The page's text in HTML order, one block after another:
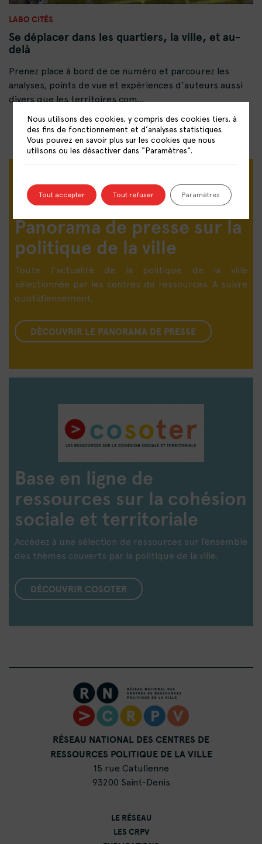
LABO CITÉS
Se déplacer dans les quartiers, la ville, et au-
delà
Prenez place à bord de ce numéro et parcourez les
analyses, points de vue et expériences d’auteurs aussi
divers que les territoires com...
Panorama de presse sur la
politique de la ville
Toute l'actualité de la politique de la ville
sélectionnée par les centres de ressources. A suivre
quotidiennement.
DÉCOUVRIR LE PANORAMA DE PRESSE
Base en ligne de
ressources sur la cohésion
sociale et territoriale
Accédez à une sélection de ressources sur l’ensemble
des thèmes couverts par la politique de la ville.
DÉCOUVRIR COSOTER
RÉSEAU NATIONAL DES CENTRES DE
RESSOURCES POLITIQUE DE LA VILLE
15 rue Catulienne
93200 Saint-Denis
LE RÉSEAU
LES CRPV
Nous utilisons des cookies, y compris des cookies tiers, à
des fins de fonctionnement et d’analyses statistiques.
Vous pouvez en savoir plus sur les cookies que nous
utilisons ou les désactiver dans "Paramètres".
Tout accepter Tout refuser Paramètres